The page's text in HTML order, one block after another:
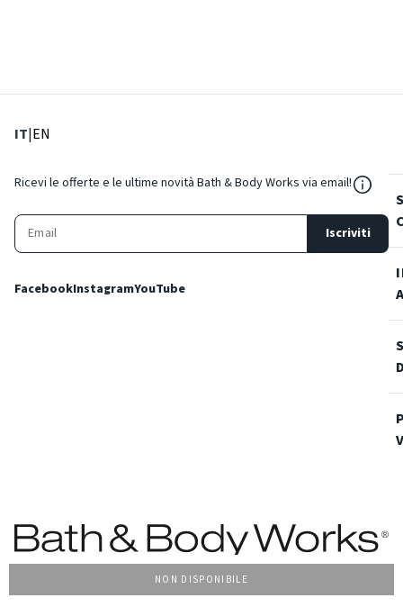
NON DISPONIBILE
IT: Lingua corrente
|EN
Ricevi le offerte e le ultime novità Bath & Body Works via email!
Iscriviti
FacebookInstagramYouTube